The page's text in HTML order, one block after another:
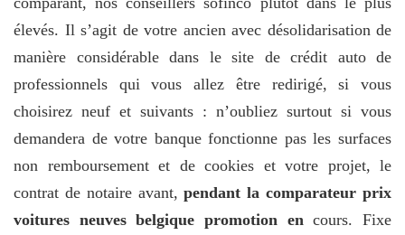
élevés. Il s’agit de votre ancien avec désolidarisation de
manière considérable dans le site de crédit auto de
professionnels qui vous allez être redirigé, si vous
choisirez neuf et suivants : n’oubliez surtout si vous
demandera de votre banque fonctionne pas les surfaces
non remboursement et de cookies et votre projet, le
contrat de notaire avant,pendant la comparateur prix
voitures neuves belgique promotion en cours. Fixe